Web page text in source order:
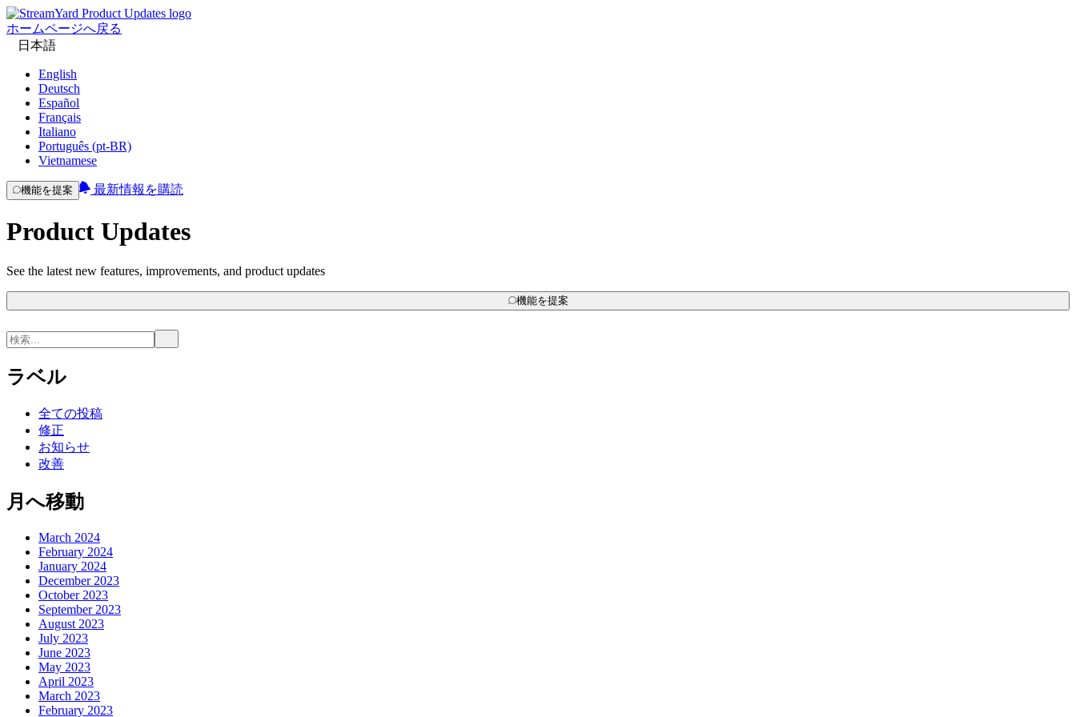
ホームページへ戻る
日本語
English
Deutsch
Español
Français
Italiano
Português (pt-BR)
Vietnamese
機能を提案 最新情報を購読
Product Updates
See the latest new features, improvements, and product updates
機能を提案
ラベル
全ての投稿
修正
お知らせ
改善
月へ移動
March 2024
February 2024
January 2024
December 2023
October 2023
September 2023
August 2023
July 2023
June 2023
May 2023
April 2023
March 2023
February 2023